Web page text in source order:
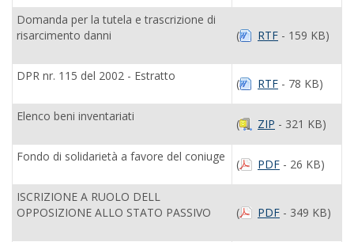
Domanda per la tutela e trascrizione di
risarcimento danni
( RTF - 159 KB)
DPR nr. 115 del 2002 - Estratto
( RTF - 78 KB)
Elenco beni inventariati
( ZIP - 321 KB)
Fondo di solidarietà a favore del coniuge
( PDF - 26 KB)
ISCRIZIONE A RUOLO DELL
OPPOSIZIONE ALLO STATO PASSIVO
( PDF - 349 KB)